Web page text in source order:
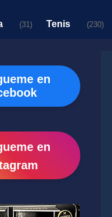
(31) Tenis (230)
en
en